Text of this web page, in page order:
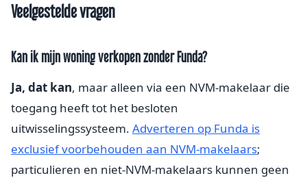
Veelgestelde vragen
Kan ik mijn woning verkopen zonder Funda?
Ja, dat kan, maar alleen via een NVM-makelaar die
toegang heeft tot het besloten
uitwisselingssysteem. Adverteren op Funda is
exclusief voorbehouden aan NVM-makelaars;
particulieren en niet-NVM-makelaars kunnen geen